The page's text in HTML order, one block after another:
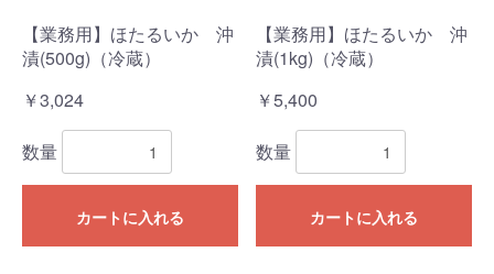
【業務用】ほたるいか 沖
漬(500g)（冷蔵）
￥3,024
数量
カートに入れる
【業務用】ほたるいか 沖
漬(1kg)（冷蔵）
￥5,400
数量
カートに入れる